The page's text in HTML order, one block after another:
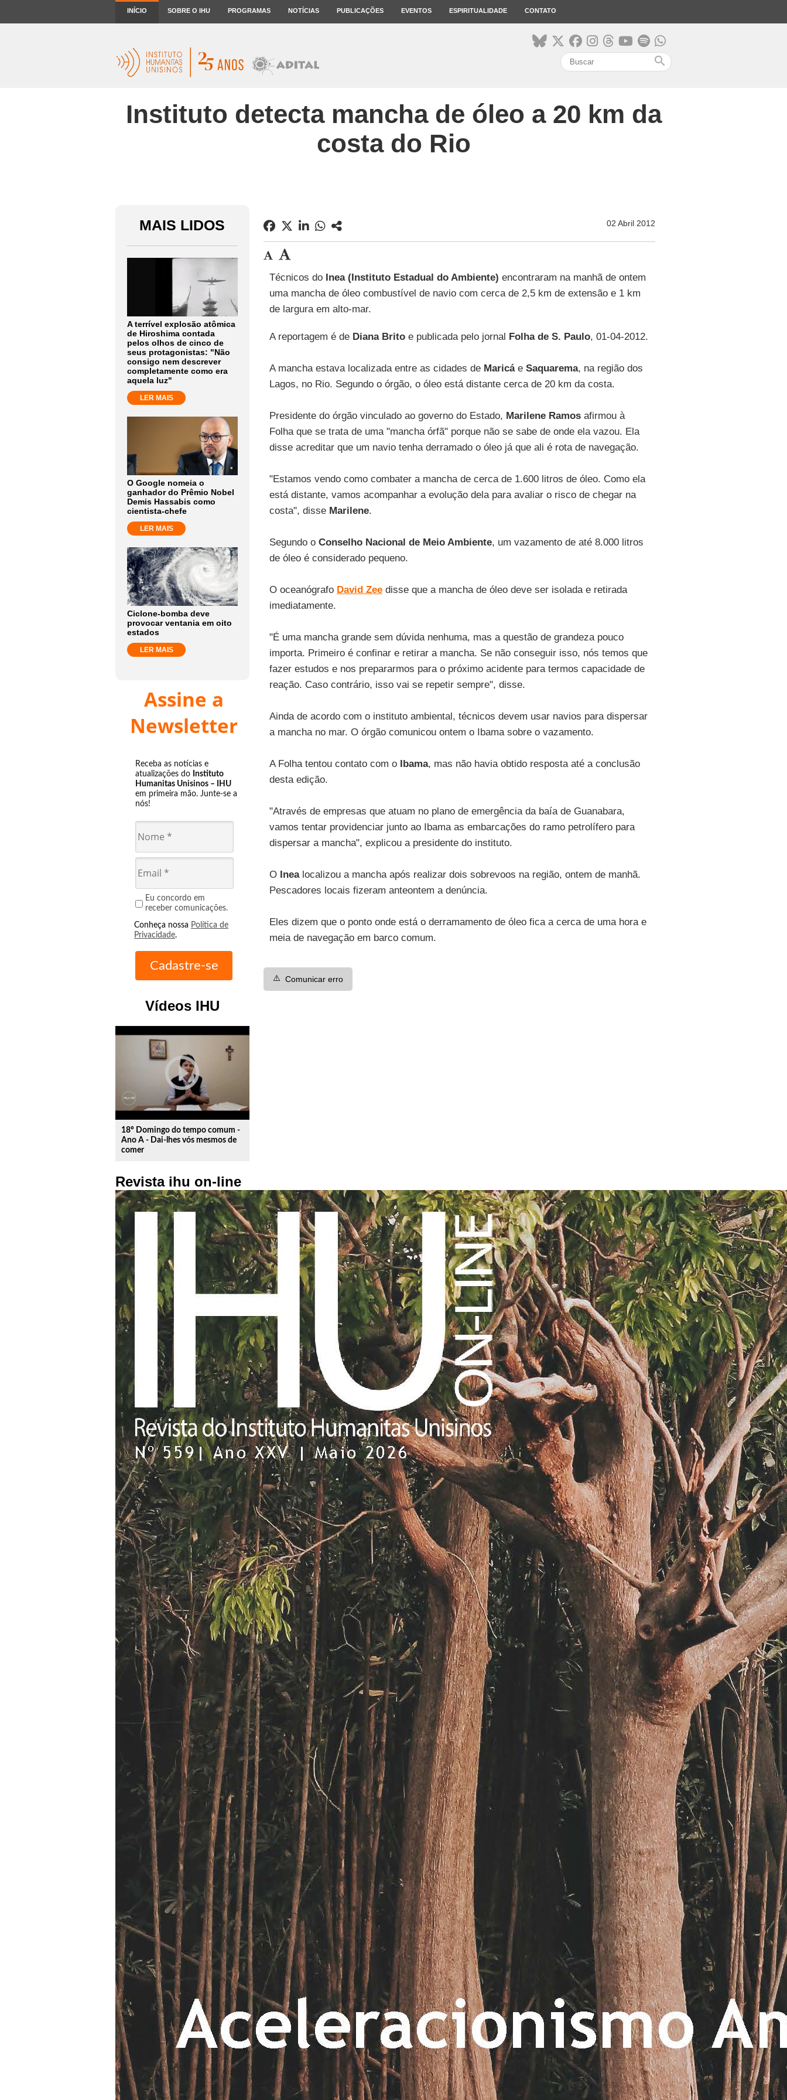
INÍCIO SOBRE O IHU PROGRAMAS NOTÍCIAS PUBLICAÇÕES EVENTOS ESPIRITUALIDADE CONTATO
search
Instituto detecta mancha de óleo a 20 km da
costa do Rio
MAIS LIDOS
A terrível explosão atômica
de Hiroshima contada
pelos olhos de cinco de
seus protagonistas: "Não
consigo nem descrever
completamente como era
aquela luz"
LER MAIS
O Google nomeia o
ganhador do Prêmio Nobel
Demis Hassabis como
cientista-chefe
LER MAIS
Ciclone-bomba deve
provocar ventania em oito
estados
LER MAIS
Assine a
Newsletter
Receba as notícias e
atualizações do Instituto
Humanitas Unisinos – IHU
em primeira mão. Junte-se a
nós!
Eu concordo em
receber comunicações.
Conheça nossa Política de
Privacidade.
Vídeos IHU
play_circle_outline
18º Domingo do tempo comum -
Ano A - Dai-lhes vós mesmos de
comer
Revista ihu on-line
02 Abril 2012
Técnicos do Inea (Instituto Estadual do Ambiente) encontraram na manhã de ontem
uma mancha de óleo combustível de navio com cerca de 2,5 km de extensão e 1 km
de largura em alto-mar.
A reportagem é de Diana Britoe publicada pelo jornal Folha de S. Paulo, 01-04-2012.
A mancha estava localizada entre as cidades de Maricá e Saquarema, na região dos
Lagos, no Rio. Segundo o órgão, o óleo está distante cerca de 20 km da costa.
Presidente do órgão vinculado ao governo do Estado, Marilene Ramosafirmou à
Folha que se trata de uma "mancha órfã" porque não se sabe de onde ela vazou. Ela
disse acreditar que um navio tenha derramado o óleo já que ali é rota de navegação.
"Estamos vendo como combater a mancha de cerca de 1.600 litros de óleo. Como ela
está distante, vamos acompanhar a evolução dela para avaliar o risco de chegar na
costa", disse Marilene.
Segundo o Conselho Nacional de Meio Ambiente, um vazamento de até 8.000 litros
de óleo é considerado pequeno.
O oceanógrafo David Zeedisse que a mancha de óleo deve ser isolada e retirada
imediatamente.
"É uma mancha grande sem dúvida nenhuma, mas a questão de grandeza pouco
importa. Primeiro é confinar e retirar a mancha. Se não conseguir isso, nós temos que
fazer estudos e nos prepararmos para o próximo acidente para termos capacidade de
reação. Caso contrário, isso vai se repetir sempre", disse.
Ainda de acordo com o instituto ambiental, técnicos devem usar navios para dispersar
a mancha no mar. O órgão comunicou ontem o Ibama sobre o vazamento.
A Folha tentou contato com o Ibama, mas não havia obtido resposta até a conclusão
desta edição.
"Através de empresas que atuam no plano de emergência da baía de Guanabara,
vamos tentar providenciar junto ao Ibama as embarcações do ramo petrolífero para
dispersar a mancha", explicou a presidente do instituto.
O Inea localizou a mancha após realizar dois sobrevoos na região, ontem de manhã.
Pescadores locais fizeram anteontem a denúncia.
Eles dizem que o ponto onde está o derramamento de óleo fica a cerca de uma hora e
meia de navegação em barco comum.
⚠️ Comunicar erro